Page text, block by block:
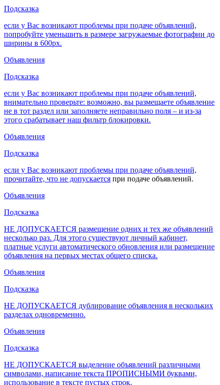
Подсказка
если у Вас возникают проблемы при подаче объявлений,
попробуйте уменьшить в размере загружаемые фотографии до
ширины в 600px.
Объявления
Подсказка
если у Вас возникают проблемы при подаче объявлений,
внимательно проверьте: возможно, вы размещаете объявление
не в тот раздел или заполняете неправильно поля – и из-за
этого срабатывает наш фильтр блокировки.
Объявления
Подсказка
если у Вас возникают проблемы при подаче объявлений,
прочитайте, что не допускается при подаче объявлений.
Объявления
Подсказка
НЕ ДОПУСКАЕТСЯ размещение одних и тех же объявлений
несколько раз. Для этого существуют личный кабинет,
платные услуги автоматического обновления или размещение
объявления на первых местах общего списка.
Объявления
Подсказка
НЕ ДОПУСКАЕТСЯ дублирование объявления в нескольких
разделах одновременно.
Объявления
Подсказка
НЕ ДОПУСКАЕТСЯ выделение объявлений различными
символами, написание текста ПРОПИСНЫМИ буквами,
использование в тексте пустых строк.